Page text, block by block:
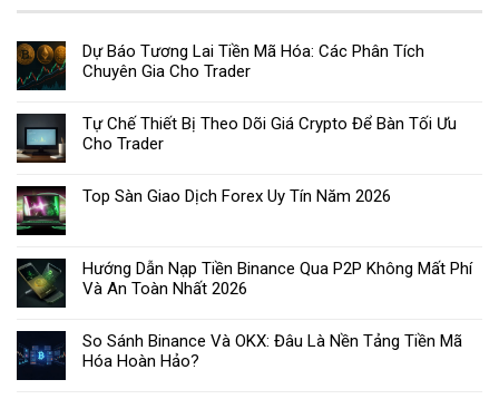
Dự Báo Tương Lai Tiền Mã Hóa: Các Phân Tích
Chuyên Gia Cho Trader
Tự Chế Thiết Bị Theo Dõi Giá Crypto Để Bàn Tối Ưu
Cho Trader
Top Sàn Giao Dịch Forex Uy Tín Năm 2026
Hướng Dẫn Nạp Tiền Binance Qua P2P Không Mất Phí
Và An Toàn Nhất 2026
So Sánh Binance Và OKX: Đâu Là Nền Tảng Tiền Mã
Hóa Hoàn Hảo?